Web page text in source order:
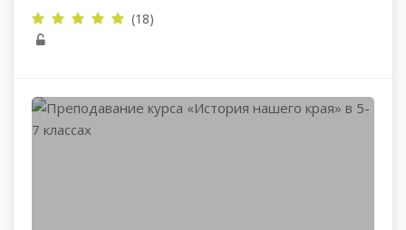
(18)